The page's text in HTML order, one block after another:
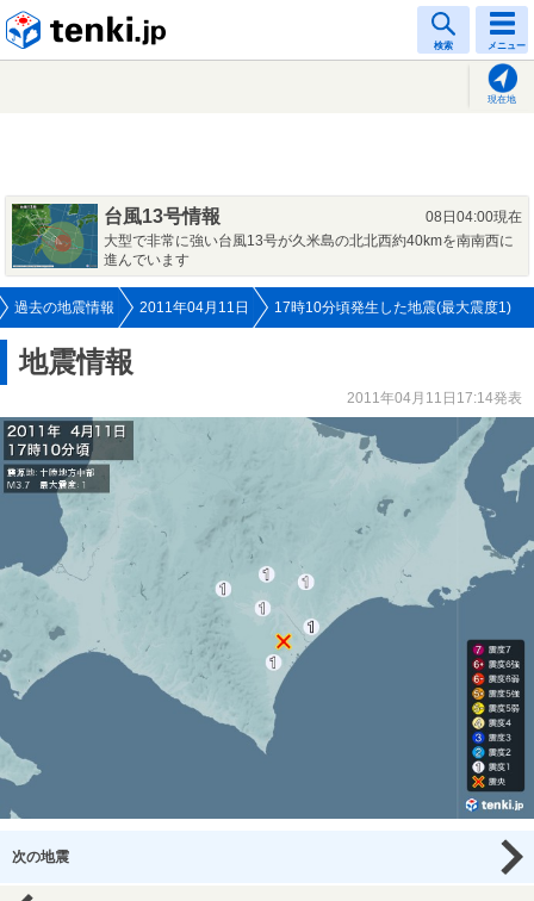
検索 メニュー
現在地
台風13号情報
08日04:00現在
大型で非常に強い台風13号が久米島の北北西約40kmを南南西に
進んでいます
過去の地震情報 2011年04月11日 17時10分頃発生した地震(最大震度1)
地震情報
2011年04月11日17:14発表
次の地震